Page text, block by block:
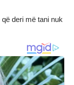
deri më tani nuk